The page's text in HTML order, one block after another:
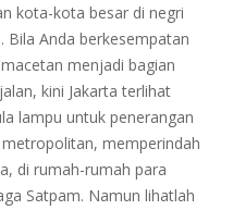
kota-kota besar di negri
Anda berkesempatan
menjadi bagian
kini Jakarta terlihat
lampu untuk penerangan
memperindah
di rumah-rumah para
Satpam. Namun lihatlah